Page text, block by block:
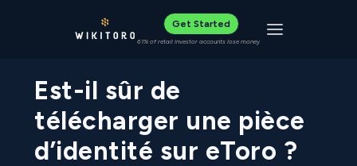
Get Started
61% of retail investor accounts lose money Toggle
Est-il sûr de
télécharger une pièce
d’identité sur eToro ?